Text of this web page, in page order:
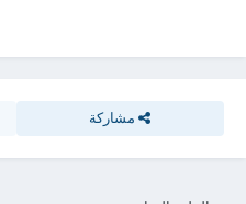
مشاركة